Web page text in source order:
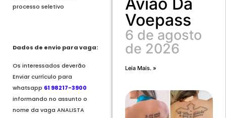
processo seletivo
Dados de envio para vaga:
Os interessados deverão
Enviar currículo para
whatsapp 61 98217-3900
informando no assunto o
nome da vaga ANALISTA
Voepass
6 de agosto
de 2026
Leia Mais. »